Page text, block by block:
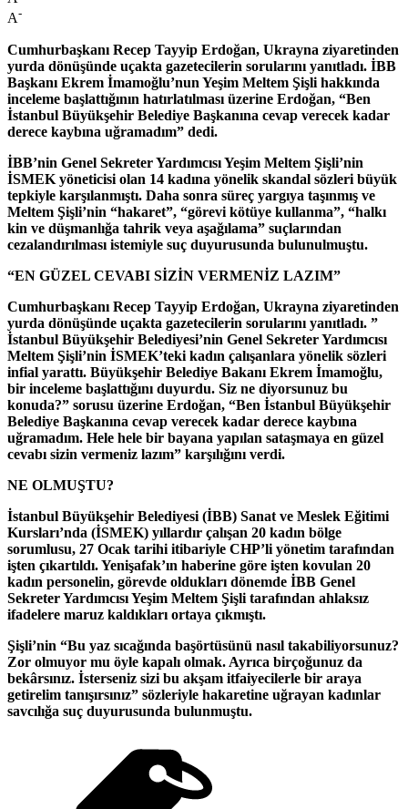
A-
Cumhurbaşkanı Recep Tayyip Erdoğan, Ukrayna ziyaretinden
yurda dönüşünde uçakta gazetecilerin sorularını yanıtladı. İBB
Başkanı Ekrem İmamoğlu’nun Yeşim Meltem Şişli hakkında
inceleme başlattığının hatırlatılması üzerine Erdoğan, “Ben
İstanbul Büyükşehir Belediye Başkanına cevap verecek kadar
derece kaybına uğramadım” dedi.
İBB’nin Genel Sekreter Yardımcısı Yeşim Meltem Şişli’nin
İSMEK yöneticisi olan 14 kadına yönelik skandal sözleri büyük
tepkiyle karşılanmıştı. Daha sonra süreç yargıya taşınmış ve
Meltem Şişli’nin “hakaret”, “görevi kötüye kullanma”, “halkı
kin ve düşmanlığa tahrik veya aşağılama” suçlarından
cezalandırılması istemiyle suç duyurusunda bulunulmuştu.
“EN GÜZEL CEVABI SİZİN VERMENİZ LAZIM”
Cumhurbaşkanı Recep Tayyip Erdoğan, Ukrayna ziyaretinden
yurda dönüşünde uçakta gazetecilerin sorularını yanıtladı. ”
İstanbul Büyükşehir Belediyesi’nin Genel Sekreter Yardımcısı
Meltem Şişli’nin İSMEK’teki kadın çalışanlara yönelik sözleri
infial yarattı. Büyükşehir Belediye Bakanı Ekrem İmamoğlu,
bir inceleme başlattığını duyurdu. Siz ne diyorsunuz bu
konuda?” sorusu üzerine Erdoğan, “Ben İstanbul Büyükşehir
Belediye Başkanına cevap verecek kadar derece kaybına
uğramadım. Hele hele bir bayana yapılan sataşmaya en güzel
cevabı sizin vermeniz lazım” karşılığını verdi.
NE OLMUŞTU?
İstanbul Büyükşehir Belediyesi (İBB) Sanat ve Meslek Eğitimi
Kursları’nda (İSMEK) yıllardır çalışan 20 kadın bölge
sorumlusu, 27 Ocak tarihi itibariyle CHP’li yönetim tarafından
işten çıkartıldı. Yenişafak’ın haberine göre işten kovulan 20
kadın personelin, görevde oldukları dönemde İBB Genel
Sekreter Yardımcısı Yeşim Meltem Şişli tarafından ahlaksız
ifadelere maruz kaldıkları ortaya çıkmıştı.
Şişli’nin “Bu yaz sıcağında başörtüsünü nasıl takabiliyorsunuz?
Zor olmuyor mu öyle kapalı olmak. Ayrıca birçoğunuz da
bekârsınız. İsterseniz sizi bu akşam itfaiyecilerle bir araya
getirelim tanışırsınız” sözleriyle hakaretine uğrayan kadınlar
savcılığa suç duyurusunda bulunmuştu.